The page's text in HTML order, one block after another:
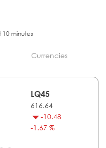
minutes
Currencies
LQ45
616.64
-10.48
-1.67 %